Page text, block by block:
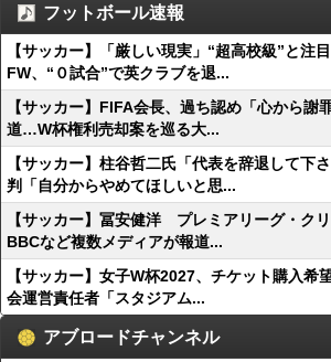
フットボール速報
【サッカー】「厳しい現実」“超高校級”と注
FW、“０試合”で英クラブを退...
【サッカー】FIFA会長、過ち認め「心から
道…W杯権利売却案を巡る大...
【サッカー】柱谷哲二氏「代表を辞退して
判「自分からやめてほしいと思...
【サッカー】冨安健洋 プレミアリーグ・ク
BBCなど複数メディアが報道...
【サッカー】女子W杯2027、チケット購入
会運営責任者「スタジアム...
アブロードチャンネル